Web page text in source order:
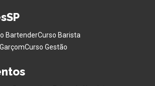
BartenderCurso Barista
Curso Gestão